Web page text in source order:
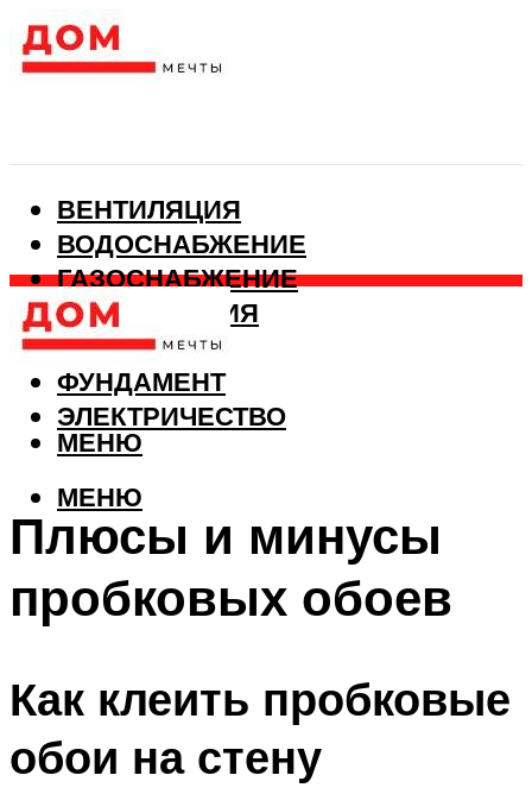
ВЕНТИЛЯЦИЯ
ВОДОСНАБЖЕНИЕ
ГАЗОСНАБЖЕНИЕ
КАНАЛИЗАЦИЯ
ОТОПЛЕНИЕ
ФУНДАМЕНТ
ЭЛЕКТРИЧЕСТВО
МЕНЮ
МЕНЮ
Плюсы и минусы
пробковых обоев
Как клеить пробковые
обои на стену